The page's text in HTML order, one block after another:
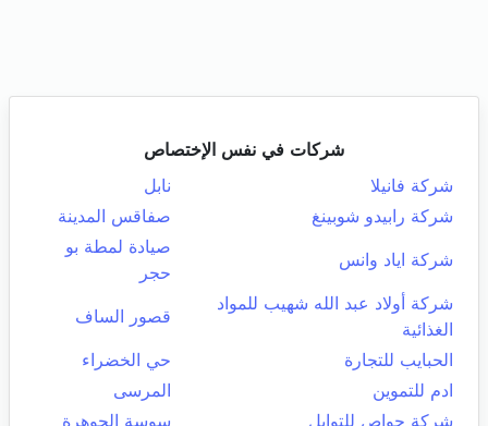
شركات في نفس الإختصاص
شركة فانيلا
نابل
شركة رابيدو شوبينغ
صفاقس المدينة
شركة اياد وانس
صيادة لمطة بو
حجر
شركة أولاد عبد الله شهيب للمواد
الغذائية
قصور الساف
الحبايب للتجارة
حي الخضراء
ادم للتموين
المرسى
شركة حواص للتوابل
سوسة الجوهرة